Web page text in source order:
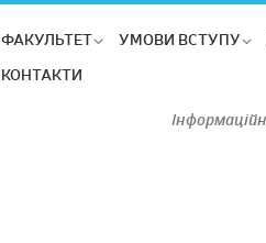
ФАКУЛЬТЕТ УМОВИ ВСТУПУ
КОНТАКТИ